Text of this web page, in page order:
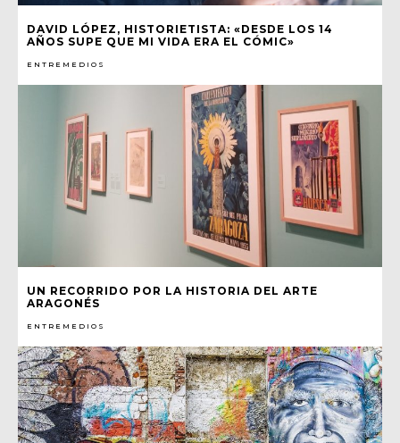
DAVID LÓPEZ, HISTORIETISTA: «DESDE LOS 14
AÑOS SUPE QUE MI VIDA ERA EL CÓMIC»
ENTREMEDIOS
UN RECORRIDO POR LA HISTORIA DEL ARTE
ARAGONÉS
ENTREMEDIOS